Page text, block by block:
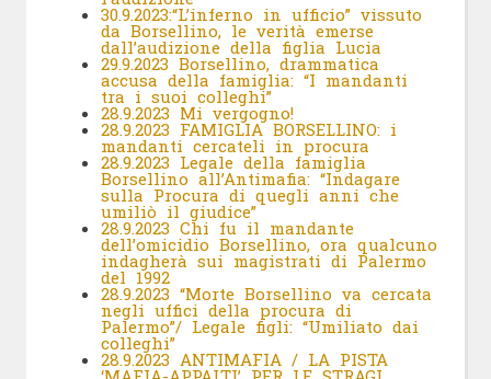
30.9.2023:“L’inferno in ufficio” vissuto
da Borsellino, le verità emerse
dall’audizione della figlia Lucia
29.9.2023 Borsellino, drammatica
accusa della famiglia: “I mandanti
tra i suoi colleghi”
28.9.2023 Mi vergogno!
28.9.2023 FAMIGLIA BORSELLINO: i
mandanti cercateli in procura
28.9.2023 Legale della famiglia
Borsellino all’Antimafia: “Indagare
sulla Procura di quegli anni che
umiliò il giudice”
28.9.2023 Chi fu il mandante
dell’omicidio Borsellino, ora qualcuno
indagherà sui magistrati di Palermo
del 1992
28.9.2023 “Morte Borsellino va cercata
negli uffici della procura di
Palermo”/ Legale figli: “Umiliato dai
colleghi”
28.9.2023 ANTIMAFIA / LA PISTA